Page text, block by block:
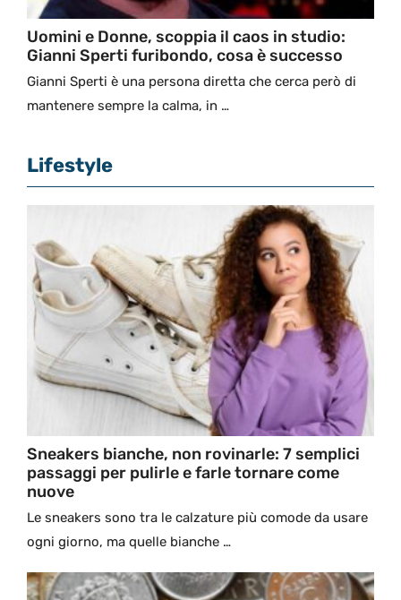
Uomini e Donne, scoppia il caos in studio:
Gianni Sperti furibondo, cosa è successo
Gianni Sperti è una persona diretta che cerca però di
mantenere sempre la calma, in …
Lifestyle
Sneakers bianche, non rovinarle: 7 semplici
passaggi per pulirle e farle tornare come
nuove
Le sneakers sono tra le calzature più comode da usare
ogni giorno, ma quelle bianche …